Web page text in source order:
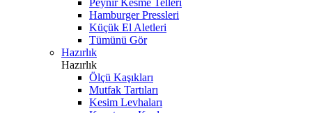
Peynir Kesme Telleri
Hamburger Pressleri
Küçük El Aletleri
Tümünü Gör
Hazırlık
Hazırlık
Ölçü Kaşıkları
Mutfak Tartıları
Kesim Levhaları